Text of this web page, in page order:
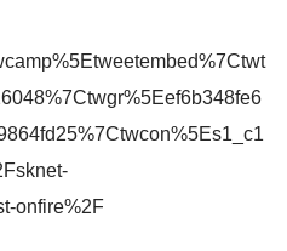
onfire%2F